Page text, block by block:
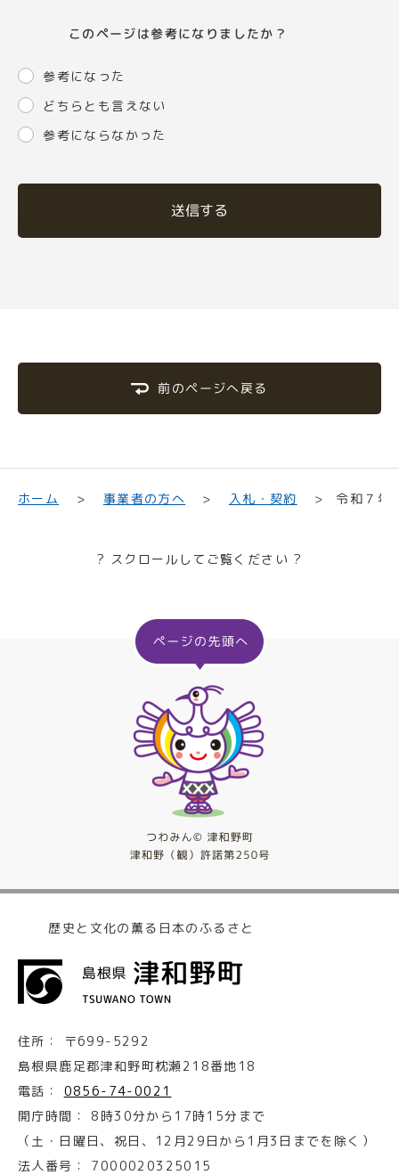
このページは参考になりましたか？
参考になった
どちらとも言えない
参考にならなかった
送信する
前のページへ戻る
ホーム 事業者の方へ 入札・契約 令和７年
? スクロールしてご覧ください ?
歴史と文化の薫る日本のふるさと
住所：
〒699-5292
島根県鹿足郡津和野町枕瀬218番地18
電話：
0856-74-0021
開庁時間：
8時30分から17時15分まで
（土・日曜日、祝日、12月29日から1月3日までを除く）
法人番号：
7000020325015